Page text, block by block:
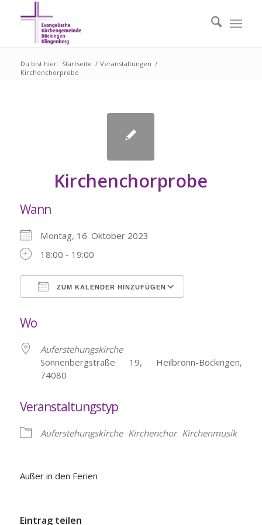
Du bist hier: Startseite / Veranstaltungen /
Kirchenchorprobe
Kirchenchorprobe
Wann
Montag, 16. Oktober 2023
18:00 - 19:00
ZUM KALENDER HINZUFÜGEN
Wo
Auferstehungskirche
Sonnenbergstraße 19, Heilbronn-Böckingen,
74080
Veranstaltungstyp
Auferstehungskirche Kirchenchor Kirchenmusik
Außer in den Ferien
Eintrag teilen